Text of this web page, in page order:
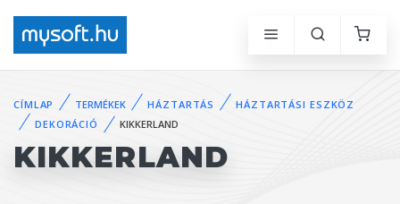
CÍMLAP TERMÉKEK HÁZTARTÁS
HÁZTARTÁSI ESZKÖZ
DEKORÁCIÓ
KIKKERLAND
KIKKERLAND